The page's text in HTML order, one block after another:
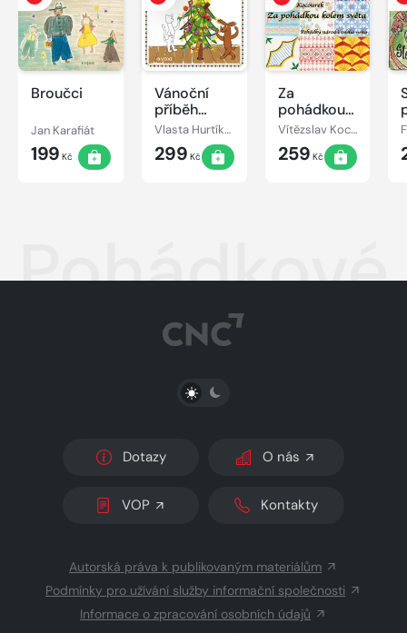
Broučci
Jan Karafiát
199 Kč
Vánoční
příběh
pejska a
kočičky
Vlasta Hurtíková
299 Kč
Za
pohádkou
kolem
světa
Vítězslav Kocourek
259 Kč
PŘEPNOUT SVĚTLÝ/TMAVÝ REŽIM
Dotazy O nás
VOP Kontakty
Autorská práva k publikovaným materiálům
Podmínky pro užívání služby informační společnosti
Informace o zpracování osobních údajů